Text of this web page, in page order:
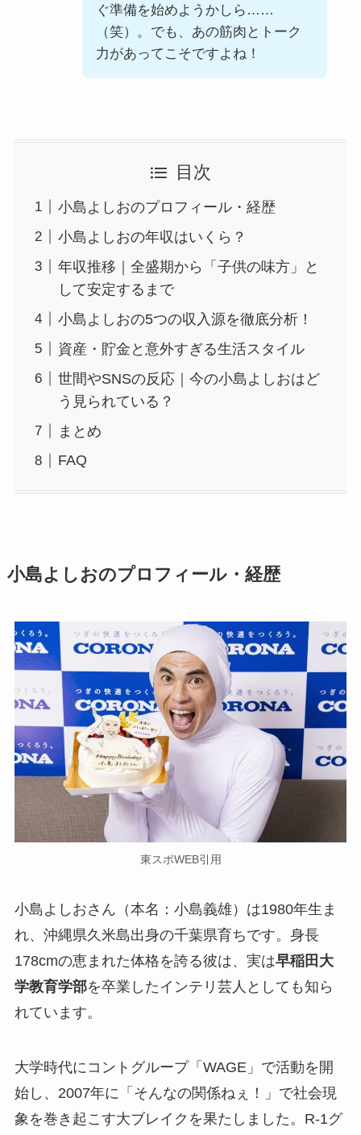
ぐ準備を始めようかしら……
（笑）。でも、あの筋肉とトーク
力があってこそですよね！
目次
小島よしおのプロフィール・経歴
小島よしおの年収はいくら？
年収推移｜全盛期から「子供の味方」と
して安定するまで
小島よしおの5つの収入源を徹底分析！
資産・貯金と意外すぎる生活スタイル
世間やSNSの反応｜今の小島よしおはど
う見られている？
まとめ
FAQ
小島よしおのプロフィール・経歴
東スポWEB引用
小島よしおさん（本名：小島義雄）は1980年生ま
れ、沖縄県久米島出身の千葉県育ちです。身長
178cmの恵まれた体格を誇る彼は、実は早稲田大
学教育学部を卒業したインテリ芸人としても知ら
れています。
大学時代にコントグループ「WAGE」で活動を開
始し、2007年に「そんなの関係ねぇ！」で社会現
象を巻き起こす大ブレイクを果たしました。R-1グ